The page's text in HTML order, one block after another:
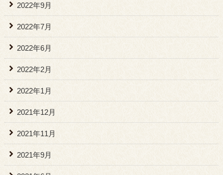
2022年9月
2022年7月
2022年6月
2022年2月
2022年1月
2021年12月
2021年11月
2021年9月